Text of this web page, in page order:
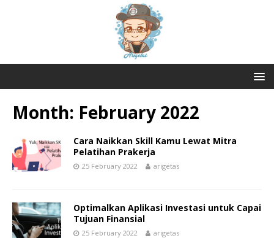
Month: February 2022
Cara Naikkan Skill Kamu Lewat Mitra
Pelatihan Prakerja
25 February 2022 arigetas
Optimalkan Aplikasi Investasi untuk Capai
Tujuan Finansial
25 February 2022 arigetas